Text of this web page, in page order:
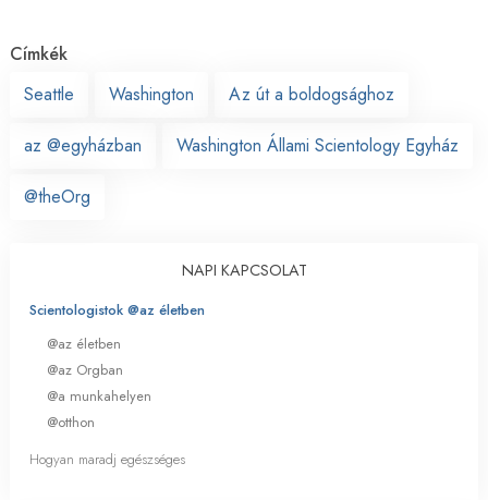
Címkék
Seattle
Washington Az út a boldogsághoz
az @egyházban Washington Állami Scientology Egyház
@theOrg
NAPI KAPCSOLAT
Scientologistok @az életben
@az életben
@az Orgban
@a munkahelyen
@otthon
Hogyan maradj egészséges